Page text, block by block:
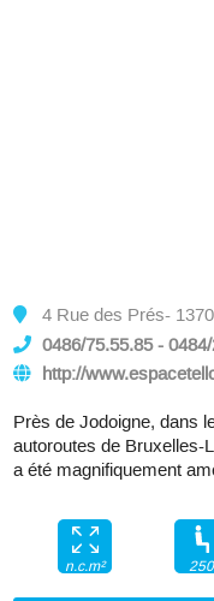
4 Rue des Prés-
0486/75.55.85 -
http://
Près de Jodoigne, dans
autoroutes de Bruxelles-
a été magnifiquement
n.c.m² 250